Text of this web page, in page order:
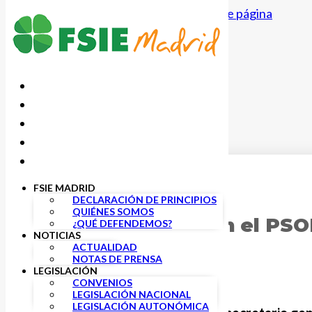
Saltar al contenido principal Saltar al pie de página
FSIE MADRID
DECLARACIÓN DE PRINCIPIOS
QUIÉNES SOMOS
¿QUÉ DEFENDEMOS?
NOTICIAS
ACTUALIDAD
NOTAS DE PRENSA
LEGISLACIÓN
CONVENIOS
LEGISLACIÓN NACIONAL
LEGISLACIÓN AUTONÓMICA
26 FEBRERO, 2025
FSIE se reúne con el